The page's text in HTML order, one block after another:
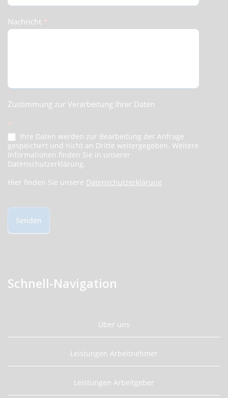
Nachricht *
Zustimmung zur Verarbeitung Ihrer Daten
*
Ihre Daten werden zur Bearbeitung der Anfrage
gespeichert und nicht an Dritte weitergegeben. Weitere
Informationen finden Sie in unserer
Datenschutzerklärung.
Hier finden Sie unsere Datenschutzerklärung
Senden
Schnell-Navigation
Über uns
Leistungen Arbeitnehmer
Leistungen Arbeitgeber